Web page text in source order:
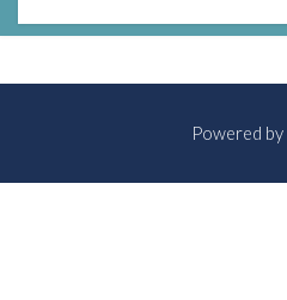
Powered by